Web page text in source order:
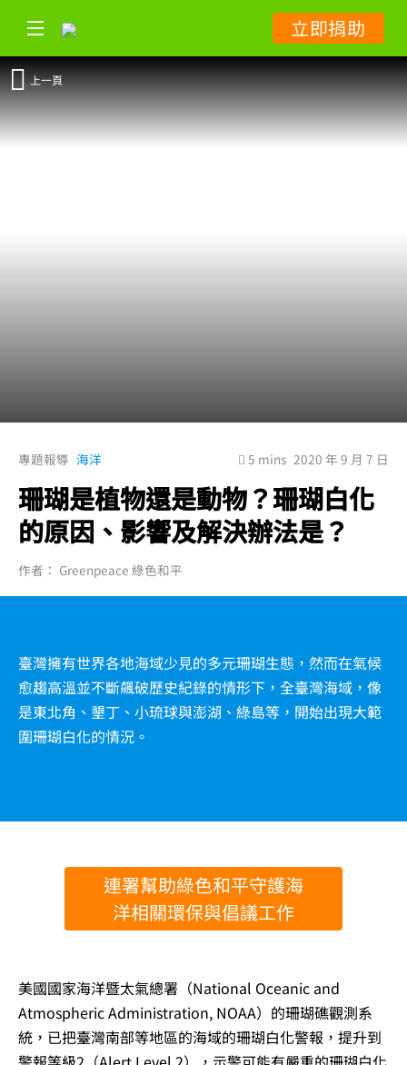
立即捐助
上一頁
專題報導 海洋 5 mins 2020 年 9 月 7 日
珊瑚是植物還是動物？珊瑚白化
的原因、影響及解決辦法是？
作者： Greenpeace 綠色和平
臺灣擁有世界各地海域少見的多元珊瑚生態，然而在氣候
愈趨高溫並不斷飆破歷史紀錄的情形下，全臺灣海域，像
是東北角、墾丁、小琉球與澎湖、綠島等，開始出現大範
圍珊瑚白化的情況。
連署幫助綠色和平守護海
洋相關環保與倡議工作
美國國家海洋暨太氣總署（National Oceanic and
Atmospheric Administration, NOAA）的珊瑚礁觀測系
統，已把臺灣南部等地區的海域的珊瑚白化警報，提升到